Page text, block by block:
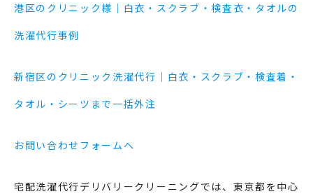
港区のクリニック様｜白衣・スクラブ・検査衣・タオルの
洗濯代行事例
新宿区のクリニック洗濯代行｜白衣・スクラブ・検査着・
タオル・シーツまで一括外注
お問い合わせフォームへ
宅配洗濯代行デリバリークリーニングでは、東京都を中心